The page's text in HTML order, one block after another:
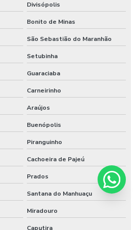
Divisópolis
Bonito de Minas
São Sebastião do Maranhão
Setubinha
Guaraciaba
Carneirinho
Araújos
Buenópolis
Piranguinho
Cachoeira de Pajeú
Prados
Santana do Manhuaçu
Miradouro
Caputira